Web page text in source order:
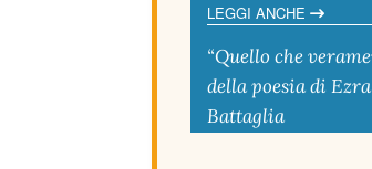
LEGGI ANCHE
“Quello che
della poesia di
Battaglia